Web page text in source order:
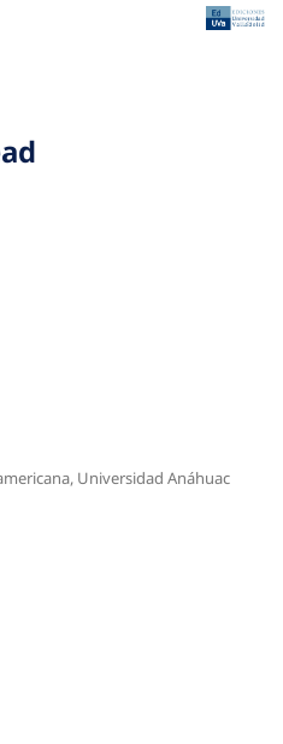
Universidad Anáhuac